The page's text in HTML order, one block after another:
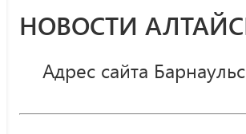
НОВОСТИ
Адрес сайта